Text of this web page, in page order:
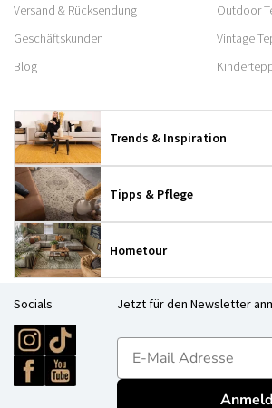
Versand & Rücksendung
Geschäftskunden
Blog
Outdoor
Vintage
Trends & Inspiration
Tipps & Pflege
Hometour
Socials Jetzt für den Newsletter
E-mailadres